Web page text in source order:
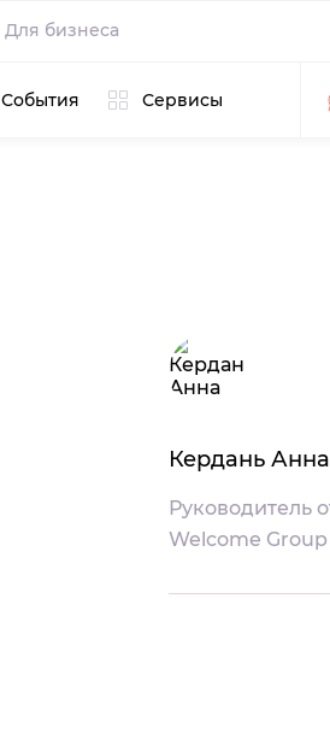
Для бизнеса
События Сервисы
Кердань Анна
Руководитель
Welcome Group